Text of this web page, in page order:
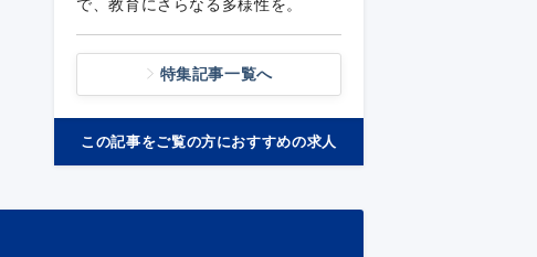
で、教育にさらなる多様性を。
特集記事一覧へ
この記事をご覧の方におすすめの求人